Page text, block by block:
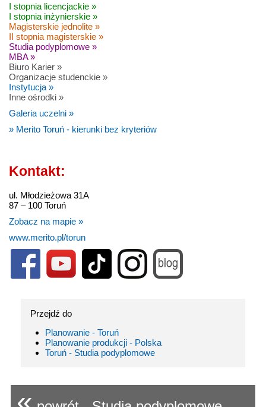
I stopnia licencjackie »
I stopnia inżynierskie »
Magisterskie jednolite »
II stopnia magisterskie »
Studia podyplomowe »
MBA »
Biuro Karier »
Organizacje studenckie »
Instytucja »
Inne ośrodki »
Galeria uczelni »
» Merito Toruń - kierunki bez kryteriów
Kontakt:
ul. Młodzieżowa 31A
87 – 100 Toruń
Zobacz na mapie »
www.merito.pl/torun
Przejdź do
Planowanie - Toruń
Planowanie produkcji - Polska
Toruń - Studia podyplomowe